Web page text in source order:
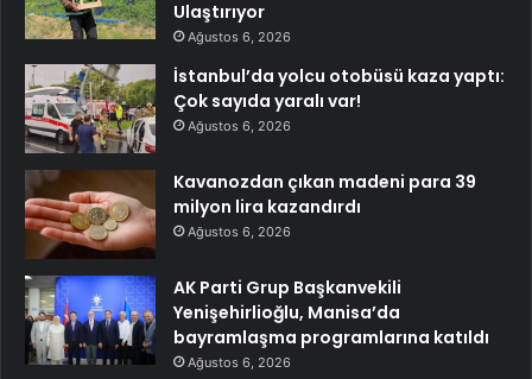
Ulaştırıyor
Ağustos 6, 2026
İstanbul’da yolcu otobüsü kaza yaptı:
Çok sayıda yaralı var!
Ağustos 6, 2026
Kavanozdan çıkan madeni para 39
milyon lira kazandırdı
Ağustos 6, 2026
AK Parti Grup Başkanvekili
Yenişehirlioğlu, Manisa’da
bayramlaşma programlarına katıldı
Ağustos 6, 2026